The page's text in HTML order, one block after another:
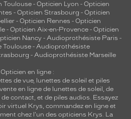
Toulouse- Opticien Lyon - Opticien
- Opticien Strasbourg - Opticien
- Opticien Rennes - Opticien
- Opticien Aix-en-Provence - Opticien
Nancy - Audioprothésiste Paris -
Toulouse- Audioprothésiste
- Audioprothésiste Marseille
en ligne :
de vue, lunettes de soleil et piles
en ligne de lunettes de soleil, de
de contact, et de piles audios. Essayez
virtuel Krys, commandez en ligne et
chez l'un des opticiens Krys. La